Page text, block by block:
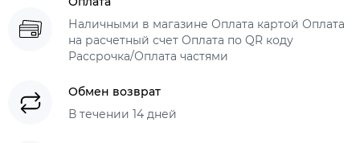
Наличными в магазине Оплата картой Оплата
на расчетный счет Оплата по QR коду
Рассрочка/Оплата частями
Обмен возврат
В течении 14 дней